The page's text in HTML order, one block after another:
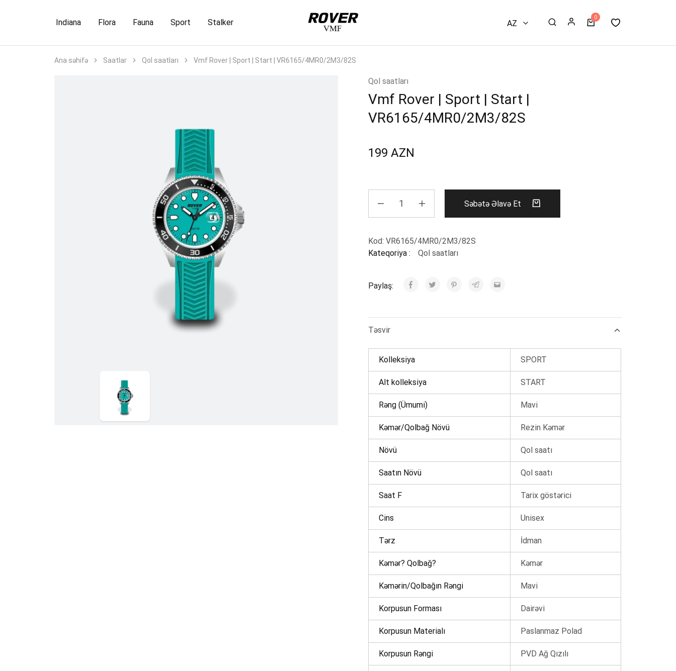
Indiana Flora Fauna Sport Stalker
VMF
Rover
AZ
0
Ana səhifə Saatlar Qol saatları Vmf Rover | Sport | Start | VR6165/4MR0/2M3/82S
Qol saatları
Vmf Rover | Sport | Start |
VR6165/4MR0/2M3/82S
199 AZN
Səbətə Əlavə Et
Kod: VR6165/4MR0/2M3/82S
Kateqoriya :
Qol saatları
Paylaş:
Təsvir
Kolleksiya SPORT
Alt kolleksiya START
Rəng (Ümumi) Mavi
Kəmər/Qolbağ Növü Rezin Kəmər
Növü Qol saatı
Saatın Növü Qol saatı
Saat F Tarix göstərici
Cins Unisex
Tərz İdman
Kəmər? Qolbağ? Kəmər
Kəmərin/Qolbağın Rəngi Mavi
Korpusun Forması Dairəvi
Korpusun Materialı Paslanmaz Polad
Korpusun Rəngi PVD Ağ Qızılı
0 ₼